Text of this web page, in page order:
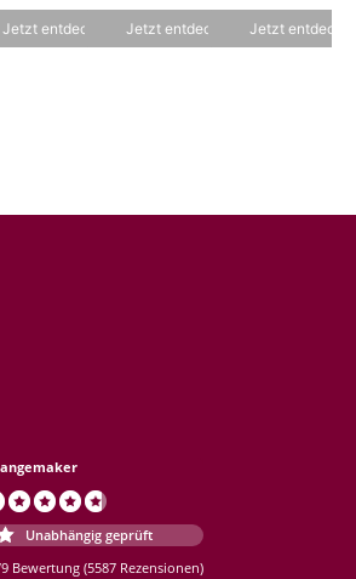
Jetzt entdecken Jetzt entdecken Jetzt
Unabhängig geprüft
Bewertung (5587 Rezensionen)